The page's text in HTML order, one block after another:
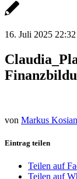
16. Juli 2025
von Markus Kosian
Eintrag teilen
Teilen auf
Teilen auf